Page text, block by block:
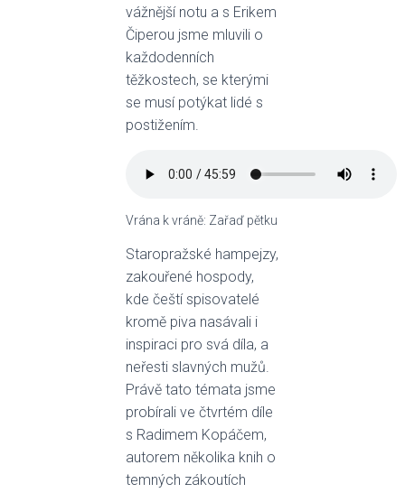
vážnější notu a s Erikem
Čiperou jsme mluvili o
každodenních
těžkostech, se kterými
se musí potýkat lidé s
postižením.
Vrána k vráně: Zařaď pětku
Staropražské hampejzy,
zakouřené hospody,
kde čeští spisovatelé
kromě piva nasávali i
inspiraci pro svá díla, a
neřesti slavných mužů.
Právě tato témata jsme
probírali ve čtvrtém díle
s Radimem Kopáčem,
autorem několika knih o
temných zákoutích